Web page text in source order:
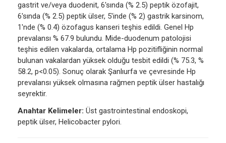
gastrit ve/veya duodenit, 6'sında (% 2.5) peptik özofajit,
6'sında (% 2.5) peptik ülser, 5'inde (% 2) gastrik karsinom,
1'nde (% 0.4) özofagus kanseri teşhis edildi. Genel Hp
prevalansı % 67.9 bulundu. Mide-duodenum patolojisi
teşhis edilen vakalarda, ortalama Hp pozitifliğinin normal
bulunan vakalardan yüksek olduğu tesbit edildi (% 75.3, %
58.2, p<0.05). Sonuç olarak Şanlıurfa ve çevresinde Hp
prevalansı yüksek olmasına rağmen peptik ülser hastalığı
seyrektir.
Anahtar Kelimeler: Üst gastrointestinal endoskopi,
peptik ülser, Helicobacter pylori.